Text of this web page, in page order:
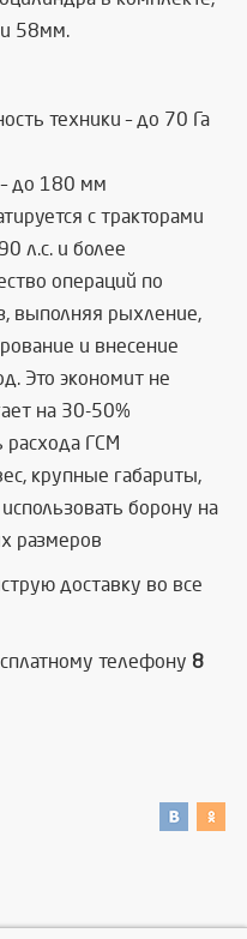
58мм.
техники – до 70 Га
– до 180 мм
с тракторами
л.с. и более
операций по
выполняя рыхление,
и внесение
Это экономит не
на 30-50%
расхода ГСМ
крупные габариты,
борону на
размеров
доставку во все
телефону 8